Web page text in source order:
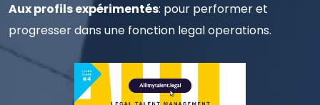
Aux profils expérimentés: pour performer et
progresser dans une fonction legal operations.